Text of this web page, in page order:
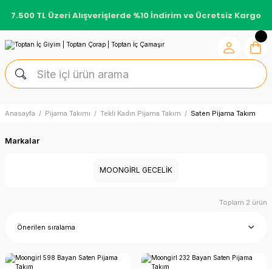
7.500 TL Üzeri Alışverişlerde %10 İndirim ve Ücretsiz Kargo
Anasayfa Pijama Takımı Tekli Kadın Pijama Takım Saten Pijama Takım
Markalar
MOONGİRL GECELİK
Toplam 2 ürün